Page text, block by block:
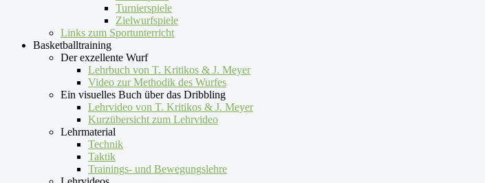
Turnierspiele
Zielwurfspiele
Links zum Sportunterricht
Basketballtraining
Der exzellente Wurf
Lehrbuch von T. Kritikos & J. Meyer
Video zur Methodik des Wurfes
Ein visuelles Buch über das Dribbling
Lehrvideo von T. Kritikos & J. Meyer
Kurzübersicht zum Lehrvideo
Lehrmaterial
Technik
Taktik
Trainings- und Bewegungslehre